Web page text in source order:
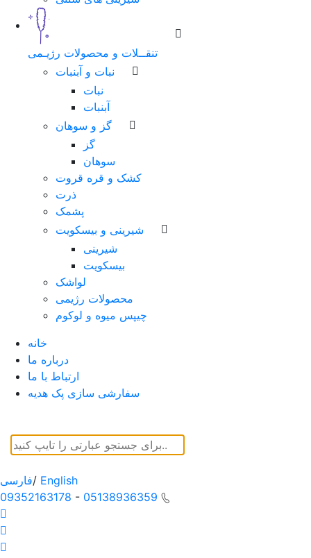
تنقــلات و محصولات رژیـمی
نبات و آبنبات
نبات
آبنبات
گز و سوهان
گز
سوهان
کشک و قره قروت
ذرت
پشمک
شیرینی و بیسکویت
شیرینی
بیسکویت
لواشک
محصولات رژیمی
چیپس میوه و لوکوم
خانه
درباره ما
ارتباط با ما
سفارشی سازی پک هدیه
فارسی/ English
09352163178 - 05138936359